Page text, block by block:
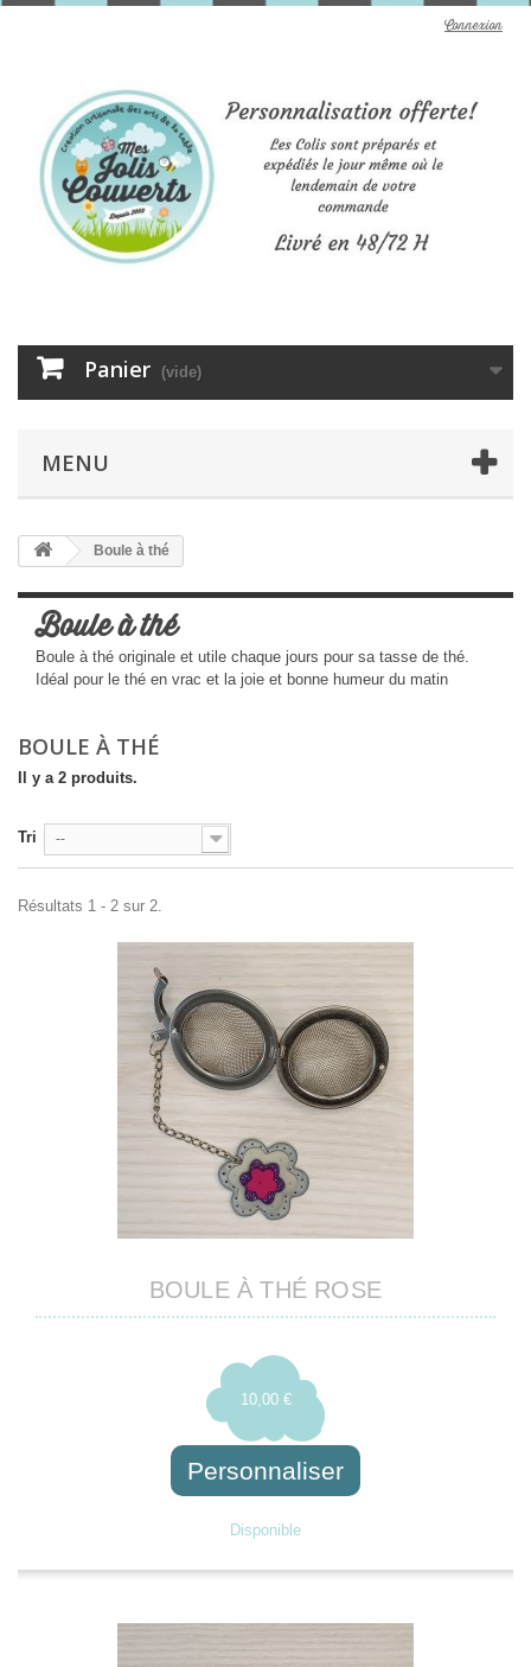
Connexion
Panier (vide)
MENU
Boule à thé
Boule à thé
Boule à thé originale et utile chaque jours pour sa tasse de thé.
Idéal pour le thé en vrac et la joie et bonne humeur du matin
BOULE À THÉ
Il y a 2 produits.
Tri --
Résultats 1 - 2 sur 2.
BOULE À THÉ ROSE
10,00 €
Personnaliser
Disponible